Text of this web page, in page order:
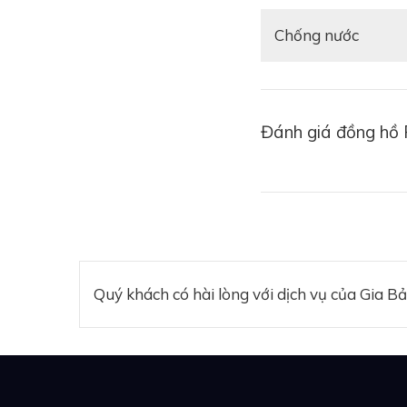
Rolex sáng tạo
Chống nước
Đánh giá đồng hồ
Quý khách có hài lòng với dịch vụ của Gia